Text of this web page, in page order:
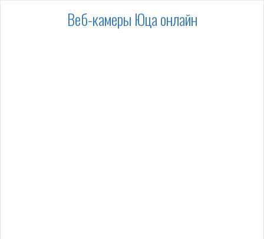
Веб-камеры Юца онлайн